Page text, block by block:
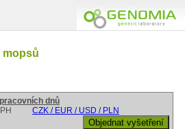
mopsů
dnů
CZK / EUR / USD / PLN